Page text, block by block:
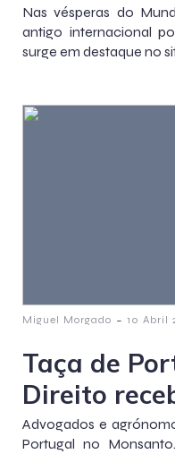
Nas vésperas do
antigo internacional
surge em destaque no
Miguel Morgado - 10 Abril
Taça de
Direito
Advogados e
Portugal no